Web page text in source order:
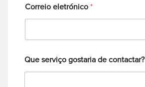
Correio eletrónico*
Que serviço gostaria de contactar?